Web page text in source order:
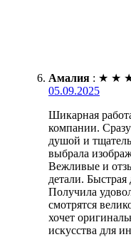
Амалия : ★ ★
05.09.2025
Шикарная
компании. Сразу
душой и
выбрала
Вежливые и
детали.
Получила
смотрятся
хочет
искусства для